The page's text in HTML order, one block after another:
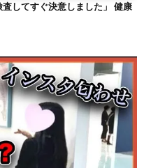
査してすぐ決意しました」 健康